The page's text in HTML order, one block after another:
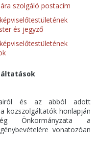
szolgáló postacím
és jegyző
és az abból adott
közszolgáltatók honlapján
Önkormányzata a
vonatozóan